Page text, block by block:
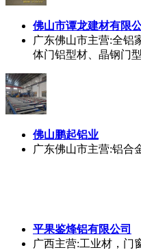
佛山市谭龙建材有限
广东佛山市主营:全铝
体门铝型材、晶钢门
佛山鹏起铝业
广东佛山市主营:铝合
平果鉴烽铝有限公司
广西主营:工业材，门